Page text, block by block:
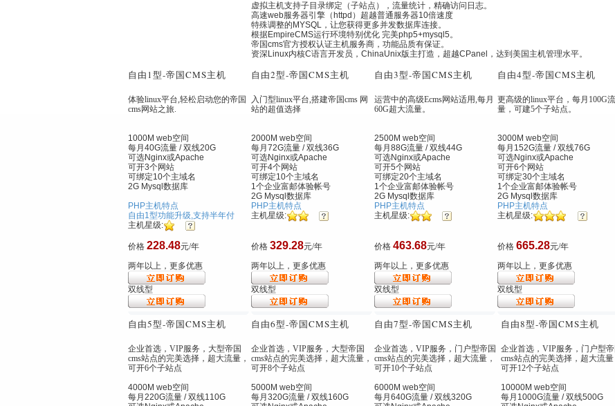
虚拟主机支持子目录绑定（子站点），流量统计，精确访问日志。
高速web服务器引擎（httpd）超越普通服务器10倍速度
特殊调整的MYSQL，让您获得更多并发数据库连接。
根据EmpireCMS运行环境特别优化 完美php5+mysql5。
帝国cms官方授权认证主机服务商，功能品质有保证。
资深Linux内核C语言开发员，ChinaUnix版主打造，超越CPanel，达到美国主机管理水平。
自由1型-帝国CMS主机
体验linux平台,轻松启动您的帝国
cms网站之旅.
1000M web空间
每月40G流量 / 双线20G
可选Nginx或Apache
可开3个网站
可绑定10个主域名
2G Mysql数据库
PHP主机特点
自由1型功能升级,支持半年付
主机星级:
自由2型-帝国CMS主机
入门型linux平台,搭建帝国cms 网
站的超值选择
2000M web空间
每月72G流量 / 双线36G
可选Nginx或Apache
可开4个网站
可绑定10个主域名
1个企业富邮体验帐号
2G Mysql数据库
PHP主机特点
主机星级:
自由3型-帝国CMS主机
运营中的高级Ecms网站适用,每月
60G超大流量。
2500M web空间
每月88G流量 / 双线44G
可选Nginx或Apache
可开5个网站
可绑定20个主域名
1个企业富邮体验帐号
2G Mysql数据库
PHP主机特点
主机星级:
自由4型-帝国CMS主机
更高级的linux平台，每月100G流
量，可建5个子站点。
3000M web空间
每月152G流量 / 双线76G
可选Nginx或Apache
可开6个网站
可绑定30个主域名
1个企业富邮体验帐号
2G Mysql数据库
PHP主机特点
主机星级:
价格 228.48元/年
两年以上，更多优惠
双线型
价格 329.28元/年
两年以上，更多优惠
双线型
价格 463.68元/年
两年以上，更多优惠
双线型
价格 665.28元/年
两年以上，更多优惠
双线型
自由5型-帝国CMS主机
企业首选，VIP服务，大型帝国
cms站点的完美选择，超大流量，
可开6个子站点
4000M web空间
每月220G流量 / 双线110G
自由6型-帝国CMS主机
企业首选，VIP服务，大型帝国
cms站点的完美选择，超大流量，
可开8个子站点
5000M web空间
每月320G流量 / 双线160G
自由7型-帝国CMS主机
企业首选，VIP服务，门户型帝国
cms站点的完美选择，超大流量，
可开10个子站点
6000M web空间
每月640G流量 / 双线320G
自由8型-帝国CMS主机
企业首选，VIP服务，门户型帝
cms站点的完美选择，超大流量
可开12个子站点
10000M web空间
每月1000G流量 / 双线500G